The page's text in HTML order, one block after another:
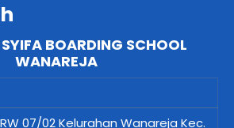
BOARDING SCHOOL
WANAREJA
RW 07/02 Kelurahan Wanareja Kec.